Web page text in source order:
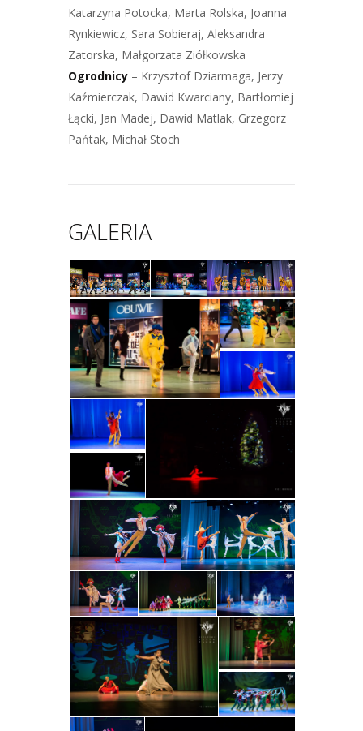
Katarzyna Potocka, Marta Rolska, Joanna
Rynkiewicz, Sara Sobieraj, Aleksandra
Zatorska, Małgorzata Ziółkowska
Ogrodnicy – Krzysztof Dziarmaga, Jerzy
Kaźmierczak, Dawid Kwarciany, Bartłomiej
Łącki, Jan Madej, Dawid Matlak, Grzegorz
Pańtak, Michał Stoch
GALERIA